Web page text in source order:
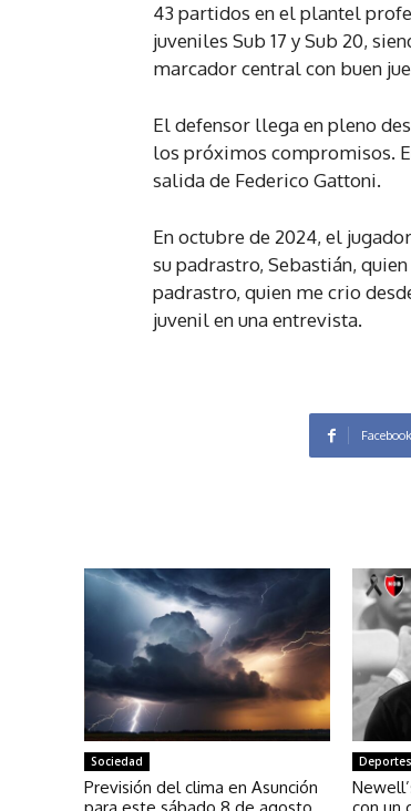
43 partidos en el plantel
juveniles Sub 17 y Sub 20,
marcador central con buen
El defensor llega en pleno
los próximos compromisos.
salida de Federico Gattoni.
En octubre de 2024, el
su padrastro, Sebastián,
padrastro, quien me crio
juvenil en una entrevista.
Facebook
Sociedad
Previsión del clima en Asunción
Deportes